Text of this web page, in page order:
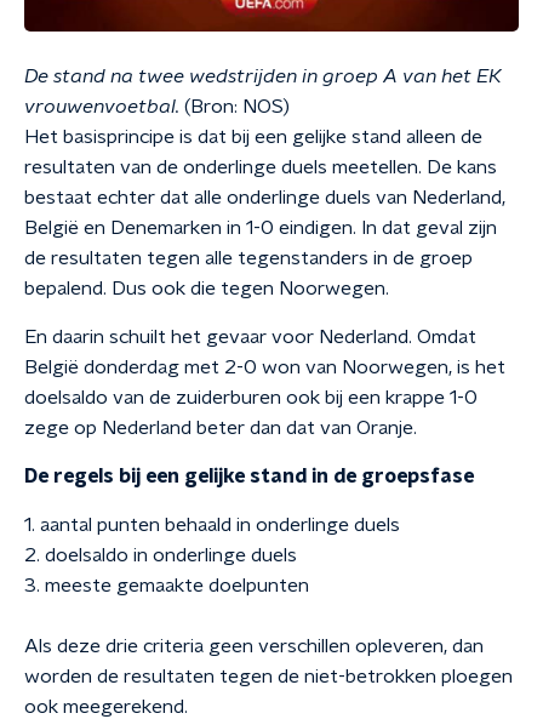
De stand na twee wedstrijden in groep A van het EK
vrouwenvoetbal. (Bron: NOS)
Het basisprincipe is dat bij een gelijke stand alleen de
resultaten van de onderlinge duels meetellen. De kans
bestaat echter dat alle onderlinge duels van Nederland,
België en Denemarken in 1-0 eindigen. In dat geval zijn
de resultaten tegen alle tegenstanders in de groep
bepalend. Dus ook die tegen Noorwegen.
En daarin schuilt het gevaar voor Nederland. Omdat
België donderdag met 2-0 won van Noorwegen, is het
doelsaldo van de zuiderburen ook bij een krappe 1-0
zege op Nederland beter dan dat van Oranje.
De regels bij een gelijke stand in de groepsfase
1. aantal punten behaald in onderlinge duels
2. doelsaldo in onderlinge duels
3. meeste gemaakte doelpunten
Als deze drie criteria geen verschillen opleveren, dan
worden de resultaten tegen de niet-betrokken ploegen
ook meegerekend.